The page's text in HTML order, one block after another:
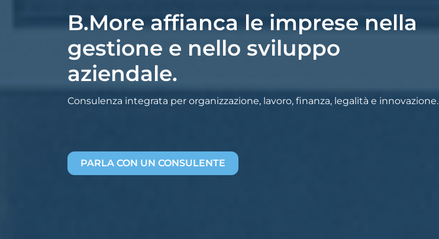
B.More affianca le imprese nella
gestione e nello sviluppo
aziendale.
Consulenza integrata per organizzazione, lavoro, finanza, legalità e innovazione.
PARLA CON UN CONSULENTE